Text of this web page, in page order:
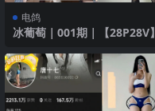
电鸽
冰葡萄｜001期｜【28P28V】